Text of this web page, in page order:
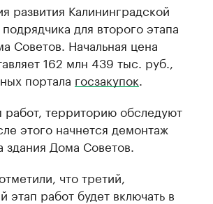
развития Калининградской
для второго этапа
Советов. Начальная цена
162 млн 439 тыс. руб.,
портала госзакупок
территорию обследуют
этого начнется демонтаж
здания Дома Советов.
что третий,
этап работ будет включать в